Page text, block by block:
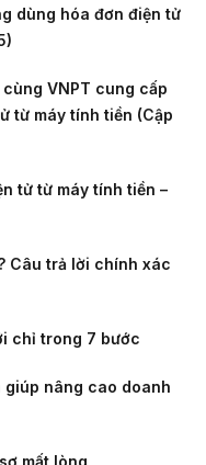
dùng hóa đơn điện tử
VNPT cung cấp
từ máy tính tiền (Cập
tử từ máy tính tiền –
Câu trả lời chính xác
chỉ trong 7 bước
nâng cao doanh